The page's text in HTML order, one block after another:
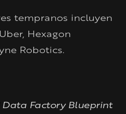
tempranos incluyen
Hexagon
Robotics.
Data Factory Blueprint